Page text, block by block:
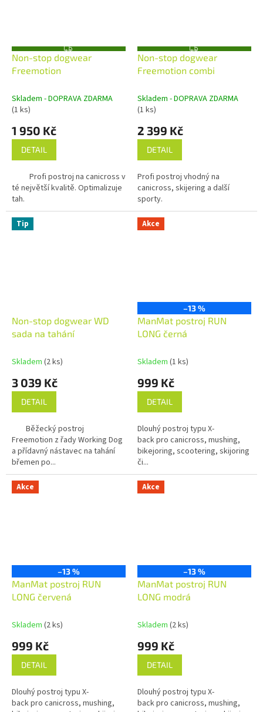
Z
D
Non-stop dogwear
Freemotion
Skladem - DOPRAVA ZDARMA
(1 ks)
1 950 Kč
DETAIL
Profi postroj na canicross v
té největší kvalitě. Optimalizuje
tah.
Z
D
R
Non-stop dogwear
Freemotion combi
Skladem - DOPRAVA ZDARMA
(1 ks)
2 399 Kč
DETAIL
Profi postroj vhodný na
canicross, skijering a další
sporty.
Tip
Non-stop dogwear WD
sada na tahání
Skladem (2 ks)
3 039 Kč
DETAIL
Běžecký postroj
Freemotion z řady Working Dog
a přídavný nástavec na tahání
břemen po...
Akce
–13 %
ManMat postroj RUN
LONG černá
Skladem (1 ks)
999 Kč
DETAIL
Dlouhý postroj typu X-
back pro canicross, mushing,
bikejoring, scootering, skijoring
či...
Akce
–13 %
ManMat postroj RUN
LONG červená
Skladem (2 ks)
999 Kč
DETAIL
Dlouhý postroj typu X-
back pro canicross, mushing,
Akce
–13 %
ManMat postroj RUN
LONG modrá
Skladem (2 ks)
999 Kč
DETAIL
Dlouhý postroj typu X-
back pro canicross, mushing,